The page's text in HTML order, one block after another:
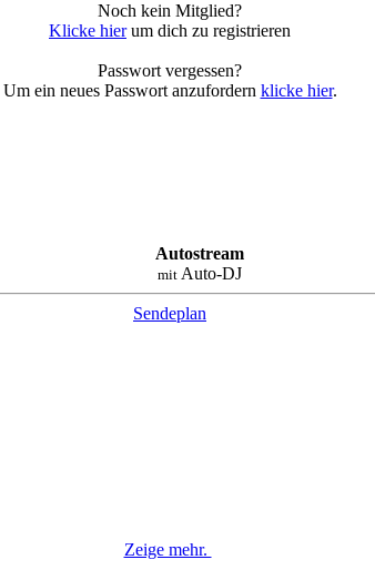
Noch kein Mitglied?
Klicke hierum dich zu registrieren
Passwort vergessen?
Um ein neues Passwort anzufordern klicke hier.
Autostream
mit Auto-DJ
Sendeplan
Zeige mehr.